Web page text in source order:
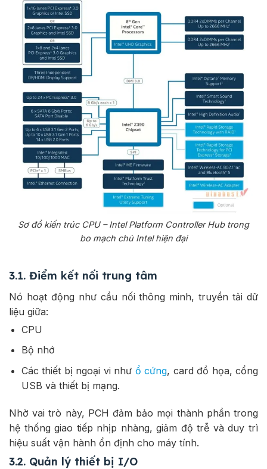
Sơ đồ kiến trúc CPU – Intel Platform Controller Hub trong
bo mạch chủ Intel hiện đại
3.1. Điểm kết nối trung tâm
Nó hoạt động như cầu nối thông minh, truyền tải dữ
liệu giữa:
CPU
Bộ nhớ
Các thiết bị ngoại vi như ổ cứng, card đồ họa, cổng
USB và thiết bị mạng.
Nhờ vai trò này, PCH đảm bảo mọi thành phần trong
hệ thống giao tiếp nhịp nhàng, giảm độ trễ và duy trì
hiệu suất vận hành ổn định cho máy tính.
3.2. Quản lý thiết bị I/O